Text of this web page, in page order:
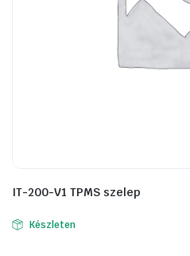
IT-200-V1 TPMS szelep
Készleten